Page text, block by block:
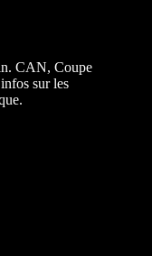
CAN, Coupe
sur les